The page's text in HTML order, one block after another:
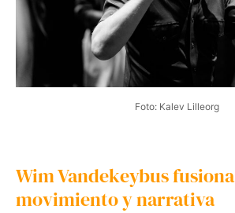
Foto: Kalev Lilleorg
Wim Vandekeybus fusiona
movimiento y narrativa